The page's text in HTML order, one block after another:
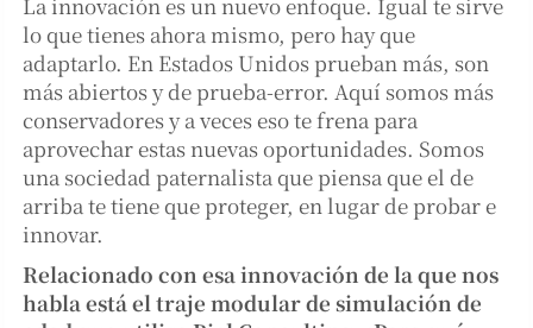
lo que tienes ahora mismo, pero hay que
adaptarlo. En Estados Unidos prueban más, son
más abiertos y de prueba-error. Aquí somos más
conservadores y a veces eso te frena para
aprovechar estas nuevas oportunidades. Somos
una sociedad paternalista que piensa que el de
arriba te tiene que proteger, en lugar de probar e
innovar.
Relacionado con esa innovación de la que nos
habla está el traje modular de simulación de